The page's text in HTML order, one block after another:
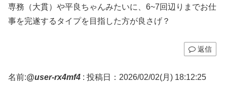
専務（大貫）や平良ちゃんみたいに、6~7回辺りまでお仕
事を完遂するタイプを目指した方が良さげ？
返信
名前:@user-rx4mf4 : 投稿日：2026/02/02(月) 18:12:25